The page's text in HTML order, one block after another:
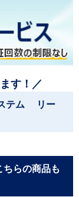
す！／
テム リー
らの商品も